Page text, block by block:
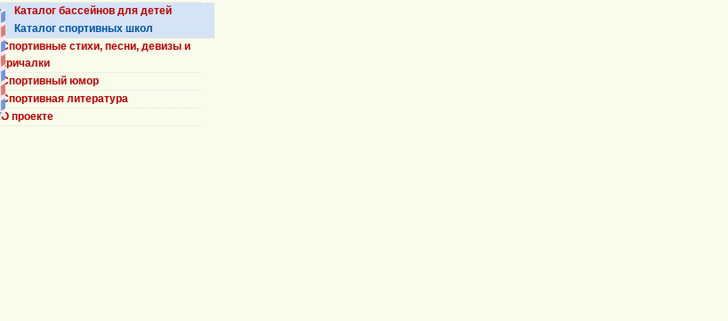
Каталог бассейнов для детей
Каталог спортивных школ
Спортивные стихи, песни, девизы и
кричалки
Спортивный юмор
Спортивная литература
О проекте